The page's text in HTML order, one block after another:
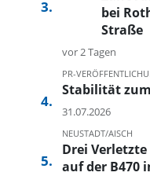
bei
Straße
vor 2 Tagen
PR-
Stabilität
31.07.2026
NEUSTADT/AISCH
Drei
auf der B470